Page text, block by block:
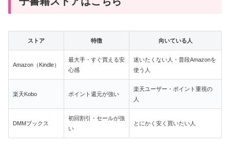
ストア 特徴 向いている人
Amazon（Kindle）
最大手・すぐ買える安
心感
迷いたくない人・普段Amazonを
使う人
楽天Kobo ポイント還元が強い
楽天ユーザー・ポイント重視の
人
DMMブックス
初回割引・セールが強
い
とにかく安く買いたい人